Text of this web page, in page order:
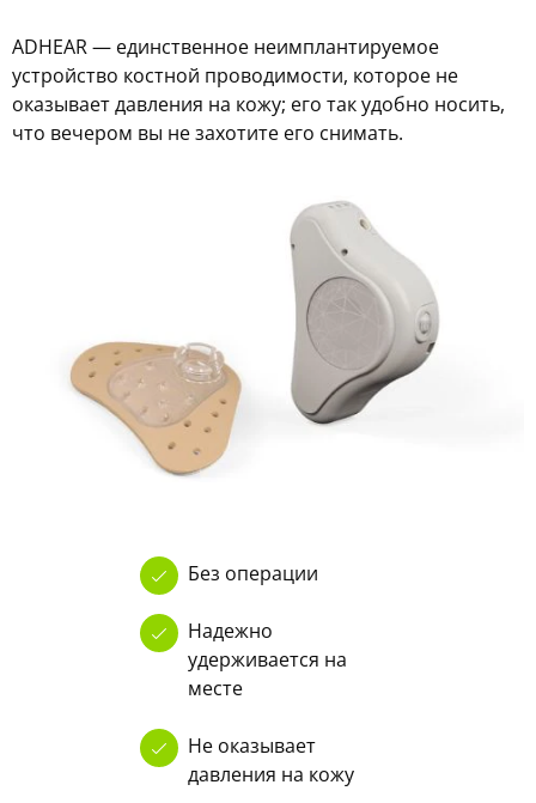
ADHEAR — единственное неимплантируемое
устройство костной проводимости, которое не
оказывает давления на кожу; его так удобно носить,
что вечером вы не захотите его снимать.
Без операции
Надежно
удерживается на
месте
Не оказывает
давления на кожу